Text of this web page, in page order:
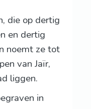
die op dertig
en dertig
noemt ze tot
van Jaïr,
liggen.
in